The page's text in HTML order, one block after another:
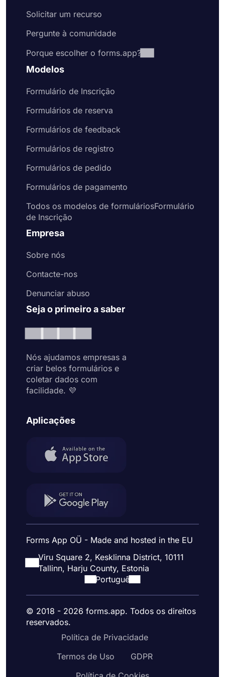
de reservas?
Sim, você pode usar o forms.app como sistema
de reservas. forms.app é uma ferramenta
poderosa que permite criar formulários e
aplicativo para gerenciar seu processo de reserva
está procurando uma forma de gerenciar suas
forms.app é a solução perfeita.
Solicitar um recurso
Pergunte à comunidade
Porque escolher o forms.app?
Modelos
Formulário de Inscrição
Formulários de reserva
Formulários de feedback
Formulários de registro
Formulários de pedido
Formulários de pagamento
Todos os modelos de formuláriosFormulário
de Inscrição
Empresa
Sobre nós
Contacte-nos
Denunciar abuso
Seja o primeiro a saber
Nós ajudamos empresas a
criar belos formulários e
coletar dados com
facilidade. 💜
Aplicações
Forms App OÜ - Made and hosted in the EU
Viru Square 2, Kesklinna District, 10111
Tallinn, Harju County, Estonia
Portuguê
© 2018 - 2026 forms.app. Todos os direitos
reservados.
Política de Privacidade
Termos de Uso
GDPR